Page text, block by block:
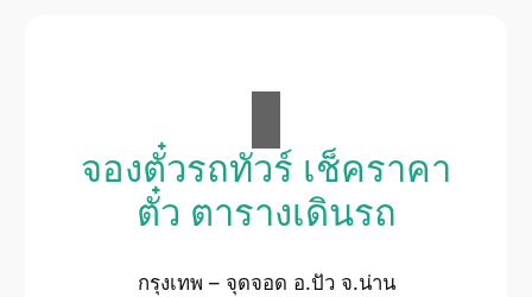
จองตั๋วรถทัวร์ เช็คราคา
ตั๋ว ตารางเดินรถ
กรุงเทพ – จุดจอด อ.ปัว จ.น่าน